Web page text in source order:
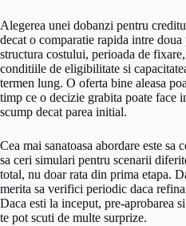
Alegerea unei dobanzi pentru
decat o comparatie rapida intre doua
structura costului, perioada de
conditiile de eligibilitate si
termen lung. O oferta bine aleasa
timp ce o decizie grabita poate face
scump decat parea initial.
Cea mai sanatoasa abordare este sa
sa ceri simulari pentru scenarii
total, nu doar rata din prima etapa.
merita sa verifici periodic daca
Daca esti la inceput, pre-aprobarea
te pot scuti de multe surprize.